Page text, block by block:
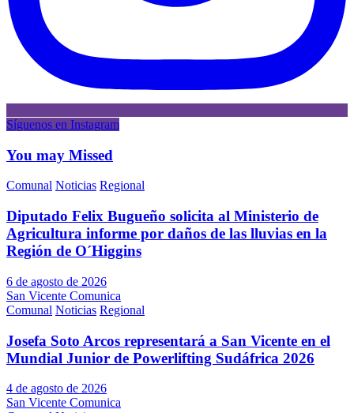
Síguenos en Instagram
You may Missed
Comunal Noticias Regional
Diputado Felix Bugueño solicita al Ministerio de
Agricultura informe por daños de las lluvias en la
Región de O´Higgins
6 de agosto de 2026
San Vicente Comunica
Comunal Noticias Regional
Josefa Soto Arcos representará a San Vicente en el
Mundial Junior de Powerlifting Sudáfrica 2026
4 de agosto de 2026
San Vicente Comunica